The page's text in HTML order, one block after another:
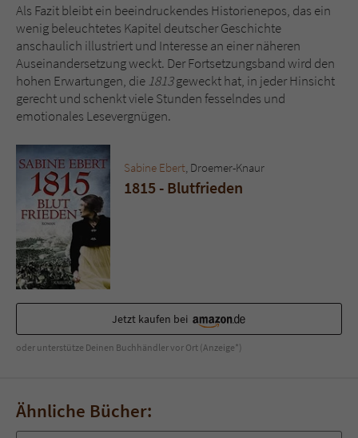
Als Fazit bleibt ein beeindruckendes Historienepos, das ein
wenig beleuchtetes Kapitel deutscher Geschichte
anschaulich illustriert und Interesse an einer näheren
Auseinandersetzung weckt. Der Fortsetzungsband wird den
hohen Erwartungen, die1813geweckt hat, in jeder Hinsicht
gerecht und schenkt viele Stunden fesselndes und
emotionales Lesevergnügen.
Sabine Ebert, Droemer-Knaur
1815 - Blutfrieden
Jetzt kaufen bei
oder unterstütze Deinen Buchhändler vor Ort (Anzeige*)
Ähnliche Bücher: